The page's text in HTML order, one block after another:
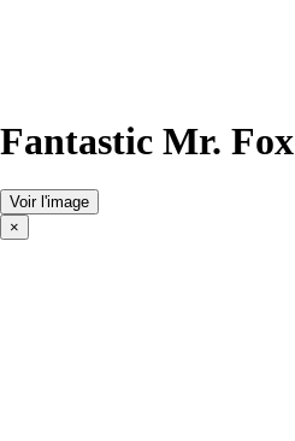
Fantastic Mr. Fox
Voir l'image
×